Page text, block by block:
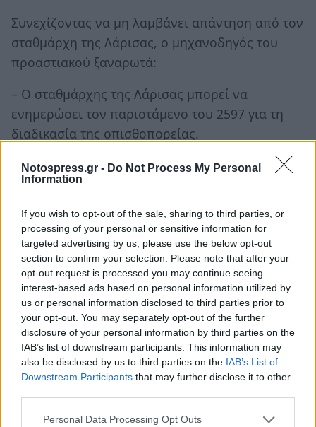
Notospress.gr - Do Not Process My Personal
Information
If you wish to opt-out of the sale, sharing to third parties, or
processing of your personal or sensitive information for
targeted advertising by us, please use the below opt-out
section to confirm your selection. Please note that after your
opt-out request is processed you may continue seeing
interest-based ads based on personal information utilized by
us or personal information disclosed to third parties prior to
your opt-out. You may separately opt-out of the further
disclosure of your personal information by third parties on the
IAB’s list of downstream participants. This information may
also be disclosed by us to third parties on the IAB’s List of
Downstream Participants that may further disclose it to other
Personal Data Processing Opt Outs
Συνεχίζοντας να μη λαμβάνει απάντηση από τον
σταθμάρχη της Λάρισας, ο μηχανοδηγός του
προαστιακού ξαναρωτά:
– Ο σταθμάρχης της Λάρισας μπορεί να
ενημερώσει τον παριστάμενο του 2597 για τη
διαδικασία της οπισθοπορείας.
Σε αυτό το σημείο, και σύμφωνα με το βίντεο
ντοκουμέντο του MEGA, ο 59χρονος σταθμάρχης
ακούγεται να απαντά:
«Φλασάρησε ένα κλειδί», που σημαίνει ότι
εντόπισε πρόβλημα στο μοιραίο κλειδί.